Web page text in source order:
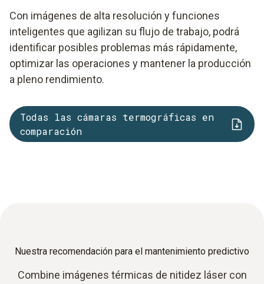
Con imágenes de alta resolución y funciones
inteligentes que agilizan su flujo de trabajo, podrá
identificar posibles problemas más rápidamente,
optimizar las operaciones y mantener la producción
a pleno rendimiento.
Todas las cámaras termográficas en
comparación
Nuestra recomendación para el mantenimiento predictivo
Combine imágenes térmicas de nitidez láser con